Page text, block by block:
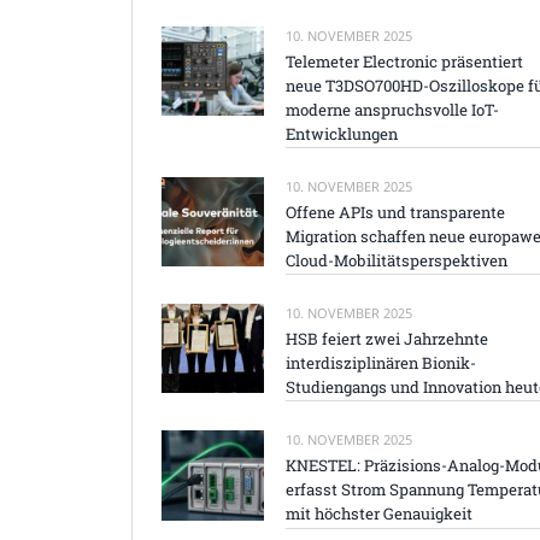
10. NOVEMBER 2025
Telemeter Electronic präsentiert
neue T3DSO700HD-Oszilloskope
moderne anspruchsvolle IoT-
Entwicklungen
10. NOVEMBER 2025
Offene APIs und transparente
Migration schaffen neue
Cloud-Mobilitätsperspektiven
10. NOVEMBER 2025
HSB feiert zwei Jahrzehnte
interdisziplinären Bionik-
Studiengangs und Innovation
10. NOVEMBER 2025
KNESTEL: Präzisions-Analog-
erfasst Strom Spannung
mit höchster Genauigkeit